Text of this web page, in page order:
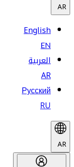
AR
English
EN
العربية
AR
Русский
RU
AR